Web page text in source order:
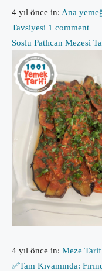
4 yıl önce in: Ana
Tavsiyesi 1 comment
Soslu Patlıcan Mezesi
4 yıl önce in: Meze
✅Tam Kıvamında: